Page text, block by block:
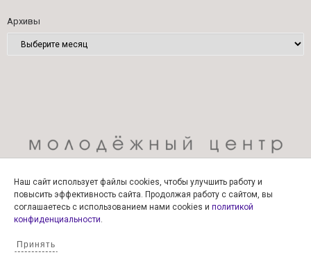
Архивы
Наш сайт использует файлы cookies, чтобы улучшить работу и
повысить эффективность сайта. Продолжая работу с сайтом, вы
соглашаетесь с использованием нами cookies и политикой
конфиденциальности.
Принять